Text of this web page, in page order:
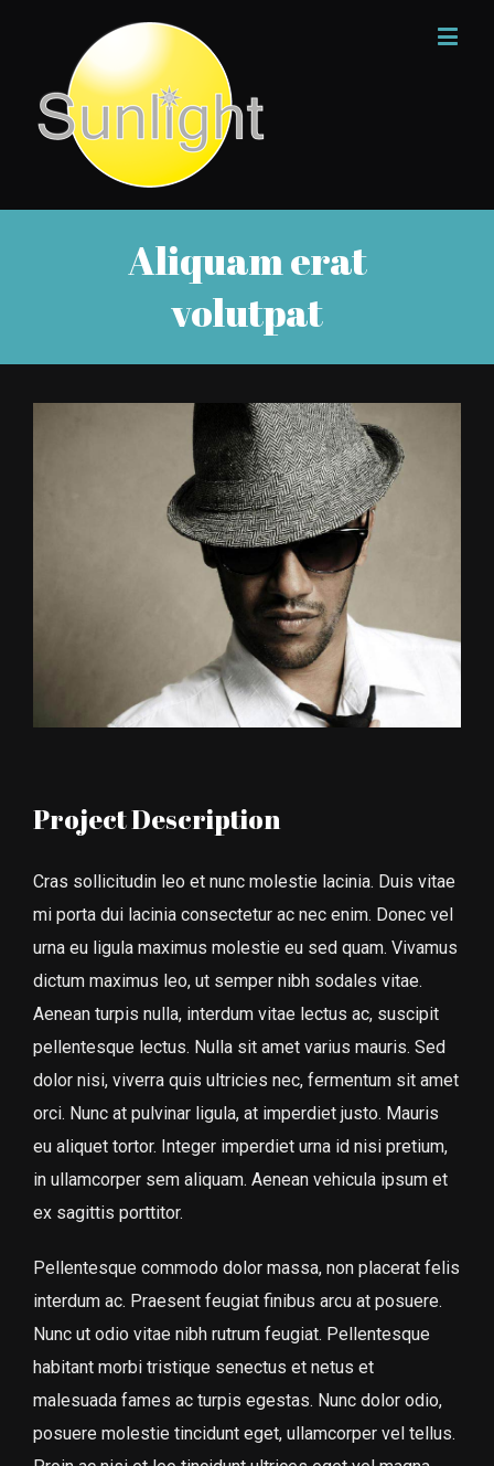
Aliquam erat
volutpat
Project Description
Cras sollicitudin leo et nunc molestie lacinia. Duis vitae
mi porta dui lacinia consectetur ac nec enim. Donec vel
urna eu ligula maximus molestie eu sed quam. Vivamus
dictum maximus leo, ut semper nibh sodales vitae.
Aenean turpis nulla, interdum vitae lectus ac, suscipit
pellentesque lectus. Nulla sit amet varius mauris. Sed
dolor nisi, viverra quis ultricies nec, fermentum sit amet
orci. Nunc at pulvinar ligula, at imperdiet justo. Mauris
eu aliquet tortor. Integer imperdiet urna id nisi pretium,
in ullamcorper sem aliquam. Aenean vehicula ipsum et
ex sagittis porttitor.
Pellentesque commodo dolor massa, non placerat felis
interdum ac. Praesent feugiat finibus arcu at posuere.
Nunc ut odio vitae nibh rutrum feugiat. Pellentesque
habitant morbi tristique senectus et netus et
malesuada fames ac turpis egestas. Nunc dolor odio,
posuere molestie tincidunt eget, ullamcorper vel tellus.